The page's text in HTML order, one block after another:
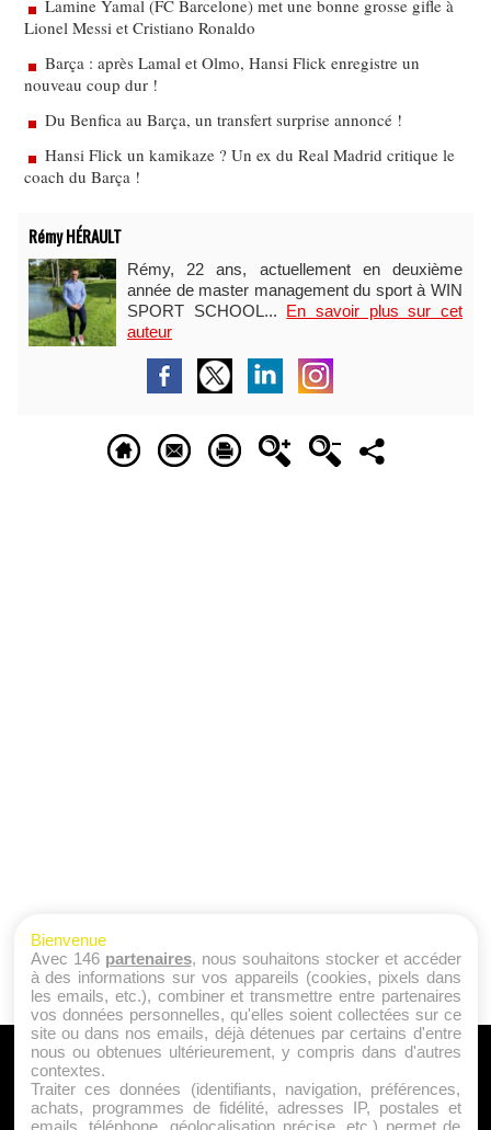
Lamine Yamal (FC Barcelone) met une bonne grosse gifle à
Lionel Messi et Cristiano Ronaldo
Barça : après Lamal et Olmo, Hansi Flick enregistre un
nouveau coup dur !
Du Benfica au Barça, un transfert surprise annoncé !
Hansi Flick un kamikaze ? Un ex du Real Madrid critique le
coach du Barça !
Rémy HÉRAULT
Rémy, 22 ans, actuellement en deuxième
année de master management du sport à WIN
SPORT SCHOOL... En savoir plus sur cet
auteur
A PROPOS
Qui sommes nous ?
Mentions Légales
Bienvenue
Avec 146 partenaires, nous souhaitons stocker et accéder
à des informations sur vos appareils (cookies, pixels dans
les emails, etc.), combiner et transmettre entre partenaires
vos données personnelles, qu'elles soient collectées sur ce
site ou dans nos emails, déjà détenues par certains d'entre
nous ou obtenues ultérieurement, y compris dans d'autres
contextes.
Traiter ces données (identifiants, navigation, préférences,
achats, programmes de fidélité, adresses IP, postales et
emails, téléphone, géolocalisation précise, etc.) permet de